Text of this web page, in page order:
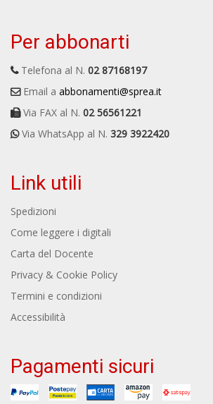
Per abbonarti
Telefona al N. 02 87168197
Email a abbonamenti@sprea.it
Via FAX al N. 02 56561221
Via WhatsApp al N. 329 3922420
Link utili
Spedizioni
Come leggere i digitali
Carta del Docente
Privacy & Cookie Policy
Termini e condizioni
Accessibilità
Pagamenti sicuri